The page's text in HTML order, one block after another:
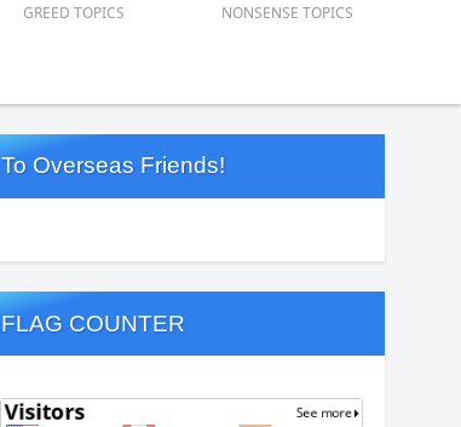
GREED TOPICS
NONSENSE TOPICS
To Overseas Friends!
FLAG COUNTER